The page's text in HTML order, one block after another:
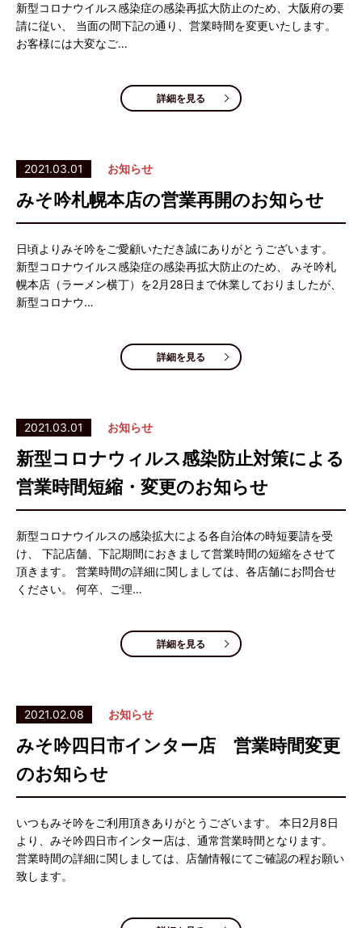
新型コロナウイルス感染症の感染再拡大防止のため、大阪府の要
請に従い、 当面の間下記の通り、営業時間を変更いたします。
お客様には大変なご…
詳細を見る
2021.03.01 お知らせ
みそ吟札幌本店の営業再開のお知らせ
日頃よりみそ吟をご愛顧いただき誠にありがとうございます。
新型コロナウイルス感染症の感染再拡大防止のため、 みそ吟札
幌本店（ラーメン横丁）を2月28日まで休業しておりましたが、
新型コロナウ…
詳細を見る
2021.03.01 お知らせ
新型コロナウィルス感染防止対策による
営業時間短縮・変更のお知らせ
新型コロナウイルスの感染拡大による各自治体の時短要請を受
け、 下記店舗、下記期間におきまして営業時間の短縮をさせて
頂きます。 営業時間の詳細に関しましては、各店舗にお問合せ
ください。 何卒、ご理…
詳細を見る
2021.02.08 お知らせ
みそ吟四日市インター店 営業時間変更
のお知らせ
いつもみそ吟をご利用頂きありがとうございます。 本日2月8日
より、みそ吟四日市インター店は、通常営業時間となります。
営業時間の詳細に関しましては、店舗情報にてご確認の程お願い
致します。